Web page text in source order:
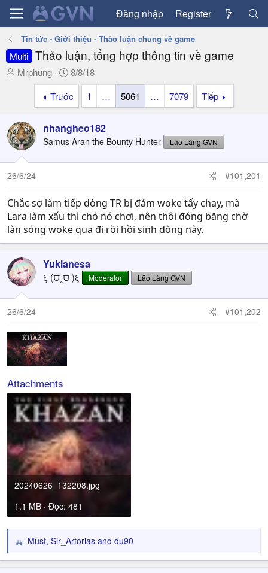
Đăng nhập Register
Tin tức - Giới thiệu - Thảo luận chung về game
Multi Thảo luận, tổng hợp thông tin về game
T
a
d
s
t
a
e
r
Mrphung
N
g
à
y
g
ử
8/8/18
Trước
1 … 5061 … 7079 Tiếp
nhangheo182
Samus Aran the Bounty Hunter Lão Làng GVN
26/6/24 #101,201
Chắc sợ làm tiếp dòng TR bị đám woke tẩy chay, mà
Lara làm xấu thì chó nó chơi, nên thôi đóng băng chờ
làn sóng woke qua đi rồi hồi sinh dòng này.
Yukianesa
ξ (⩌‸⩌ )ξ Moderator Lão Làng GVN
26/6/24 #101,202
Attachments
20240626_132208.jpg
1.1 MB · Đọc: 481
R
e
Must, Sir_Artorias and du90